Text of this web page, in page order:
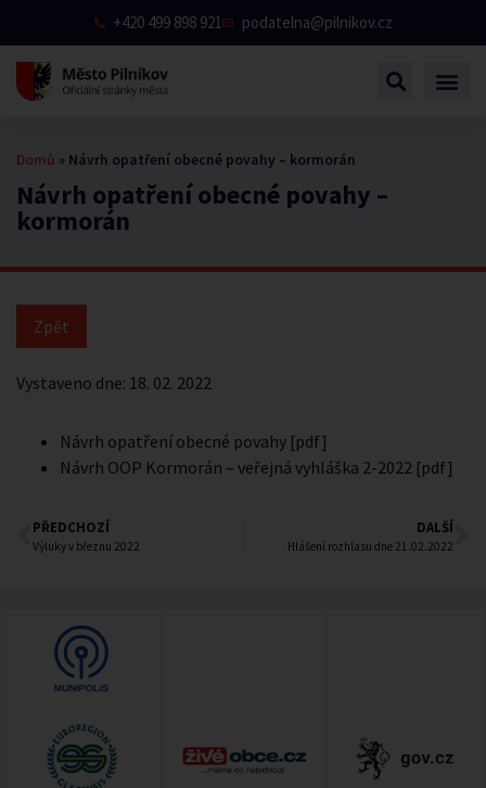
+420 499 898 921 podatelna@pilnikov.cz
Návrh opatření obecné povahy –
kormorán
Domů » Návrh opatření obecné povahy – kormorán
Vystaveno dne: 18. 02. 2022
Návrh opatření obecné povahy [pdf]
Návrh OOP Kormorán – veřejná vyhláška 2-2022 [pdf]
PŘEDCHOZÍ
Výluky v březnu 2022
DALŠÍ
Hlášení rozhlasu dne 21.02.2022